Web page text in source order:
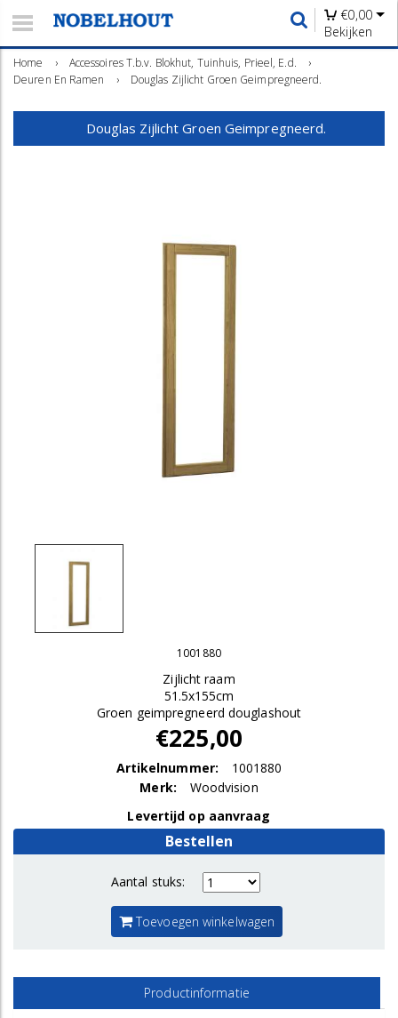
€0,00
Bekijken
Home › Accessoires T.b.v. Blokhut, Tuinhuis, Prieel, E.d.
›
Deuren En Ramen
› Douglas Zijlicht Groen Geimpregneerd.
Douglas Zijlicht Groen Geimpregneerd.
1001880
Zijlicht raam
51.5x155cm
Groen geimpregneerd douglashout
€225,00
Artikelnummer:
1001880
Merk:
Woodvision
Levertijd op aanvraag
Bestellen
Aantal stuks:
Toevoegen winkelwagen
Productinformatie